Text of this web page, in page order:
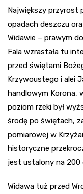
Największy przyrost
opadach deszczu
Widawie – prawym
Fala wzrastała tu
przed świętami
Krzywoustego i alei
handlowym Korona,
poziom rzeki był
środę po świętach,
pomiarowej w
historyczne
jest ustalony na 200
Widawa tuż przed